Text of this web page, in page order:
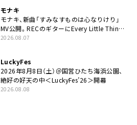
モナキ
モナキ、新曲「すみなすものは心なりけり」
MV公開。RECのギターにEvery Little Thing・
伊藤一朗参加も
2026.08.07
LuckyFes
2026年8月8日（土）＠国営ひたち海浜公園、
絶好の好天の中＜LuckyFes’26＞開幕
2026.08.08